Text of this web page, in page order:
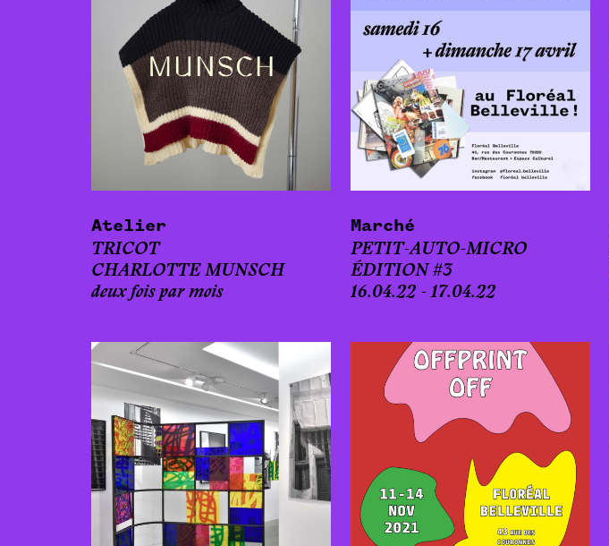
Atelier
TRICOT
CHARLOTTE MUNSCH
deux fois par mois
Marché
PETIT-AUTO-MICRO
ÉDITION #3
16.04.22 - 17.04.22